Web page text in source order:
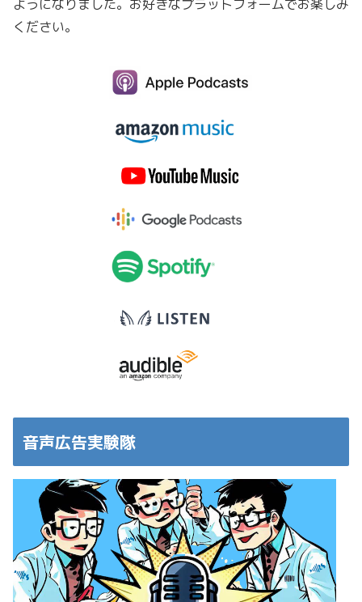
ようになりました。お好きなプラットフォームでお楽しみ
ください。
音声広告実験隊